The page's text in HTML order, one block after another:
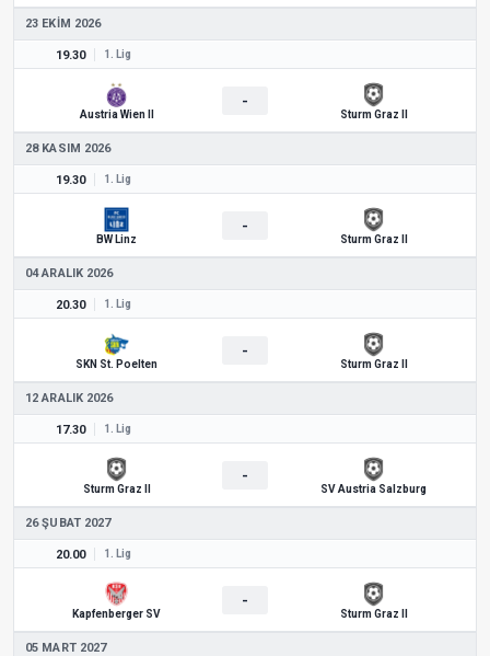
23 EKIM 2026
19.30 1. Lig
Austria Wien II
-
Sturm Graz II
28 KASIM 2026
19.30 1. Lig
BW Linz
-
Sturm Graz II
04 ARALIK 2026
20.30 1. Lig
SKN St. Poelten
-
Sturm Graz II
12 ARALIK 2026
17.30 1. Lig
Sturm Graz II
-
SV Austria Salzburg
26 ŞUBAT 2027
20.00 1. Lig
Kapfenberger SV
-
Sturm Graz II
05 MART 2027